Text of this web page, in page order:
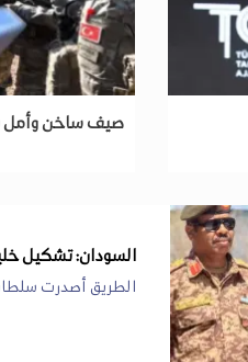
صيف ساخن وأمل
السودان: تشكيل
الطريق أصدرت